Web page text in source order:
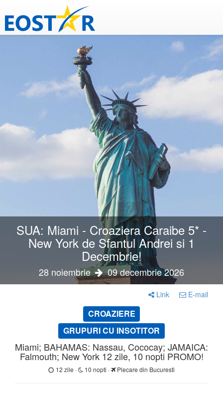
SUA: Miami - Croaziera Caraibe 5* -
New York de Sfantul Andrei si 1
Decembrie!
28 noiembrie 09 decembrie 2026
Link E-mail
CROAZIERE
GRUPURI CU INSOTITOR
Miami; BAHAMAS: Nassau, Cococay; JAMAICA:
Falmouth; New York 12 zile, 10 nopti PROMO!
12 zile · 10 nopti · Plecare din Bucuresti